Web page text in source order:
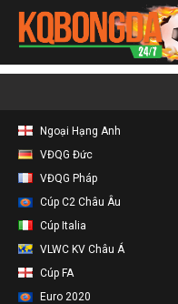
Ngoại Hạng Anh
VĐQG Đức
VĐQG Pháp
Cúp C2 Châu Âu
Cúp Italia
VLWC KV Châu Á
Cúp FA
Euro 2020